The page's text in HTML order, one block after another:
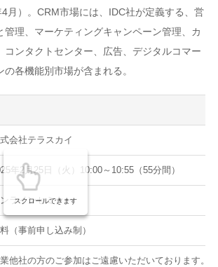
月）。CRM市場には、IDC社が定義する、営
管理、マーケティングキャンペーン管理、カ
コンタクトセンター、広告、デジタルコマー
各機能別市場が含まれる。
会社テラスカイ
年2月25日（火）10:00～10:55（55分間）
ラインセミナー
（事前申し込み制）
他社の方のご参加はご遠慮いただいております。予
スクロールできます